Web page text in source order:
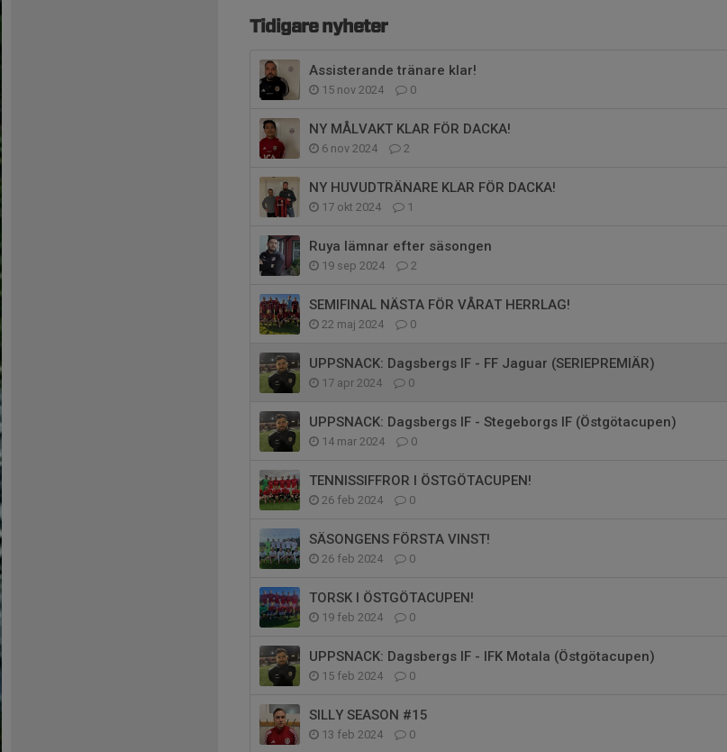
Tidigare nyheter
Assisterande tränare klar!
15 nov 2024 0
NY MÅLVAKT KLAR FÖR DACKA!
6 nov 2024 2
NY HUVUDTRÄNARE KLAR FÖR DACKA!
17 okt 2024 1
Ruya lämnar efter säsongen
19 sep 2024 2
SEMIFINAL NÄSTA FÖR VÅRAT HERRLAG!
22 maj 2024 0
UPPSNACK: Dagsbergs IF - FF Jaguar (SERIEPREMIÄR)
17 apr 2024 0
UPPSNACK: Dagsbergs IF - Stegeborgs IF (Östgötacupen)
14 mar 2024 0
TENNISSIFFROR I ÖSTGÖTACUPEN!
26 feb 2024 0
SÄSONGENS FÖRSTA VINST!
26 feb 2024 0
TORSK I ÖSTGÖTACUPEN!
19 feb 2024 0
UPPSNACK: Dagsbergs IF - IFK Motala (Östgötacupen)
15 feb 2024 0
SILLY SEASON #15
13 feb 2024 0